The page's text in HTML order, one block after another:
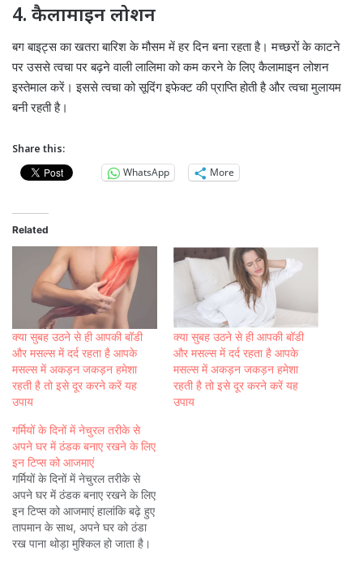
4. कैलामाइन लोशन
बग बाइट्स का खतरा बारिश के मौसम में हर दिन बना रहता है। मच्छरों के काटने
पर उससे त्वचा पर बढ़ने वाली लालिमा को कम करने के लिए कैलामाइन लोशन
इस्तेमाल करें। इससे त्वचा को सूदिंग इफेक्ट की प्राप्ति होती है और त्वचा मुलायम
बनी रहती है।
Share this:
WhatsApp
More
Related
क्या सुबह उठने से ही आपकी बॉडी
और मसल्स में दर्द रहता है आपके
मसल्स में अकड़न जकड़न हमेशा
रहती है तो इसे दूर करने करें यह
उपाय
क्या सुबह उठने से ही आपकी बॉडी
और मसल्स में दर्द रहता है आपके
मसल्स में अकड़न जकड़न हमेशा
रहती है तो इसे दूर करने करें यह
उपाय
गर्मियों के दिनों में नेचुरल तरीके से
अपने घर में ठंडक बनाए रखने के लिए
इन टिप्स को आजमाएं
गर्मियों के दिनों में नेचुरल तरीके से
अपने घर में ठंडक बनाए रखने के लिए
इन टिप्स को आजमाएं हालांकि बढ़े हुए
तापमान के साथ, अपने घर को ठंडा
रख पाना थोड़ा मुश्किल हो जाता है।